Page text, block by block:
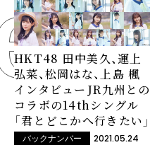
HKT48 田中美久、運上
弘菜、松岡はな、上島 楓
インタビュー――JR九州との
コラボの14thシングル
「君とどこかへ行きたい」
バックナンバー 2021.05.24